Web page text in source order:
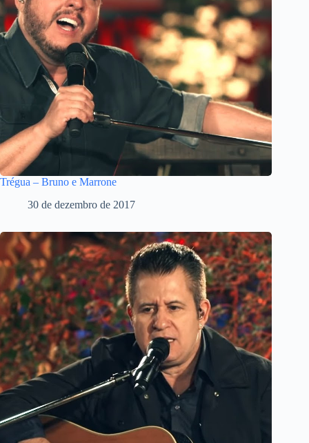
Trégua – Bruno e Marrone
30 de dezembro de 2017